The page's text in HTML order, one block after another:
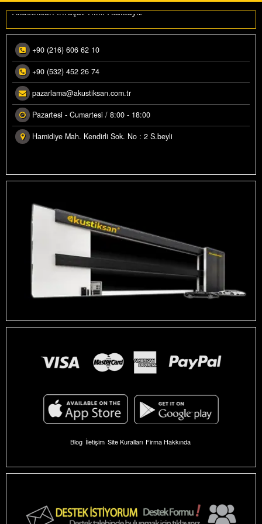
Akustiksan İhraçat Yılı…”Ataktayız”
+90 (216) 606 62 10
+90 (532) 452 26 74
pazarlama@akustiksan.com.tr
Pazartesi - Cumartesi / 8:00 - 18:00
Hamidiye Mah. Kendirli Sok. No : 2 S.beyli
Blog İletişim Site Kuralları Firma Hakkında